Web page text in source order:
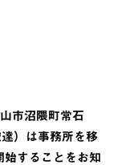
市沼隈町常石
）は事務所を移
始することをお知